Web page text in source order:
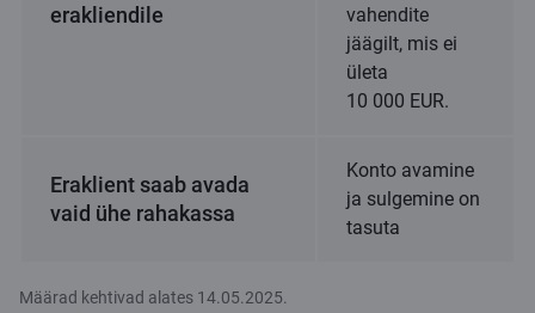
erakliendile
vahendite
jäägilt, mis ei
ületa
10 000 EUR.
Eraklient saab avada
vaid ühe rahakassa
Konto avamine
ja sulgemine on
tasuta
Määrad kehtivad alates 14.05.2025.